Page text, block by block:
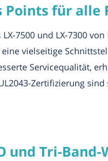
Points für
7500 und LX-7300
vielseitige
Servicequalität,
Zertifizierung
und Tri-Band-